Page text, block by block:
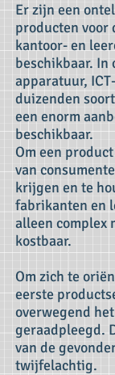
Er zijn een
producten
kantoor- en
beschikbaar. In
apparatuur,
duizenden
een enorm
beschikbaar.
Om een
van
krijgen en te
fabrikanten en
alleen complex
kostbaar.
Om zich te
eerste
overwegend
geraadpleegd.
van de
twijfelachtig.